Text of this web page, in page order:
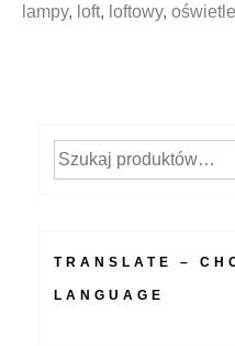
lampy, loft, loftowy,
Szukaj:
TRANSLATE –
LANGUAGE